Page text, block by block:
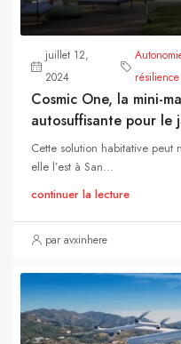
juillet 12,
2024
résilience
Cosmic One, la mini-
autosuffisante pour le
Cette solution habitative
elle l’est à San...
continuer la lecture
par avxinhere